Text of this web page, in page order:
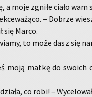
a moje zgni­łe ciało
– Do­brze
się Marco.
to może dasz się
moją matkę do
co robi! –